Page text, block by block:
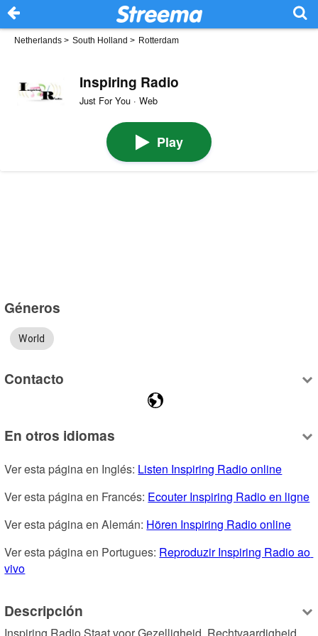
Netherlands > South Holland > Rotterdam
Inspiring Radio
Just For You · Web
Play
Géneros
World
Contacto
En otros idiomas
Ver esta página en Inglés: Listen Inspiring Radio online
Ver esta página en Francés: Ecouter Inspiring Radio en ligne
Ver esta página en Alemán: Hören Inspiring Radio online
Ver esta página en Portugues: Reproduzir Inspiring Radio ao
vivo
Descripción